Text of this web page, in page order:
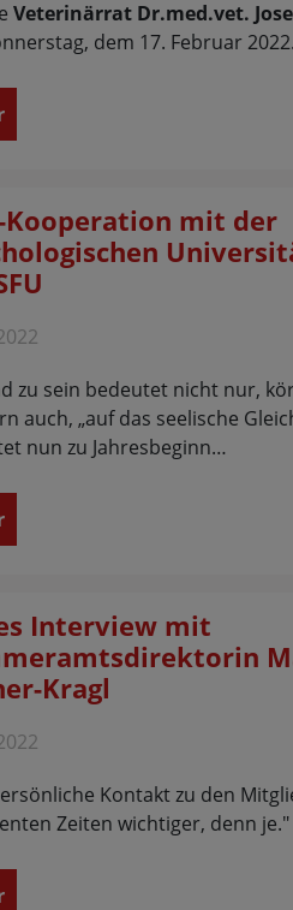
Veterinärrat Dr.med.vet.
dem 17. Februar
Kooperation mit der
zu sein bedeutet nicht nur,
auch, „auf das seelische
nun zu Jahresbeginn…
Interview mit
Kragl
Kontakt zu den
Zeiten wichtiger, denn je."